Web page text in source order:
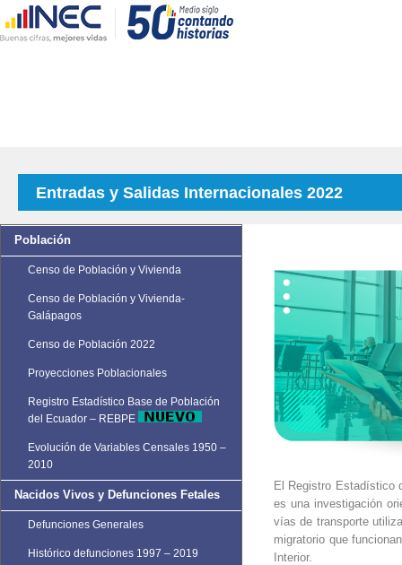
Entradas y Salidas Internacionales 2022
Población
Censo de Población y Vivienda
Censo de Población y Vivienda-
Galápagos
Censo de Población 2022
Proyecciones Poblacionales
Registro Estadístico Base de Población
del Ecuador – REBPE
Evolución de Variables Censales 1950 –
2010
Nacidos Vivos y Defunciones Fetales
Defunciones Generales
Histórico defunciones 1997 – 2019
El Registro Estadístico
es una investigación
vías de transporte
migratorio que
Interior.